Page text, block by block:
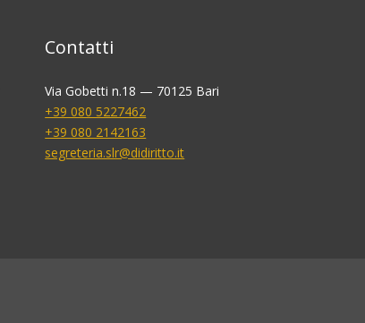
Contatti
Via Gobetti n.18 — 70125 Bari
+39 080 5227462
+39 080 2142163
segreteria.slr@didiritto.it